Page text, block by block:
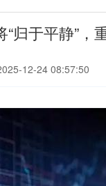
归于平静”，
12-24 08:57:50